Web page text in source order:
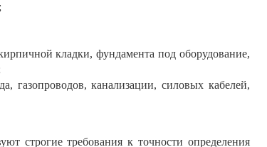
кладки, фундамента под оборудование,
газопроводов, канализации, силовых кабелей,
строгие требования к точности определения